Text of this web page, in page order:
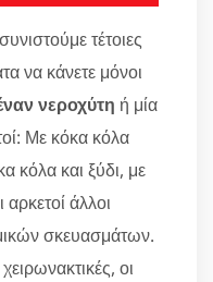
τέτοιες
να κάνετε μόνοι
νεροχύτη ή μία
Με κόκα κόλα
κόλα και ξύδι, με
άλλοι
σκευασμάτων.
οι